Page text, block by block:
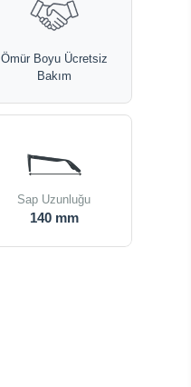
Ömür Boyu Ücretsiz
Bakım
Sap Uzunluğu
140 mm